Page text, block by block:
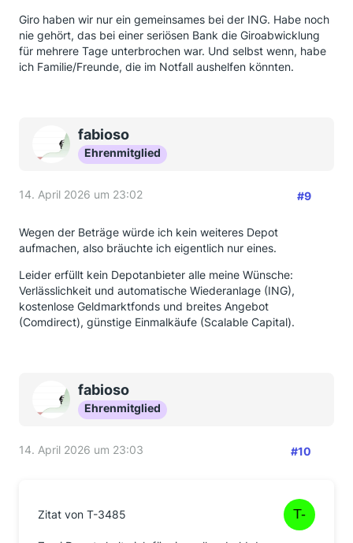
Giro haben wir nur ein gemeinsames bei der ING. Habe noch
nie gehört, das bei einer seriösen Bank die Giroabwicklung
für mehrere Tage unterbrochen war. Und selbst wenn, habe
ich Familie/Freunde, die im Notfall aushelfen könnten.
fabioso
Ehrenmitglied
14. April 2026 um 23:02 #9
Wegen der Beträge würde ich kein weiteres Depot
aufmachen, also bräuchte ich eigentlich nur eines.
Leider erfüllt kein Depotanbieter alle meine Wünsche:
Verlässlichkeit und automatische Wiederanlage (ING),
kostenlose Geldmarktfonds und breites Angebot
(Comdirect), günstige Einmalkäufe (Scalable Capital).
fabioso
Ehrenmitglied
14. April 2026 um 23:03 #10
Zitat von T-3485